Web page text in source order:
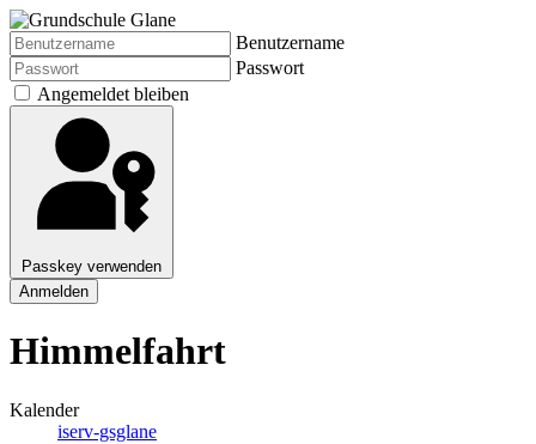
Benutzername
Passwort
Angemeldet bleiben
Passkey verwenden
Anmelden
Himmelfahrt
Kalender
iserv-gsglane